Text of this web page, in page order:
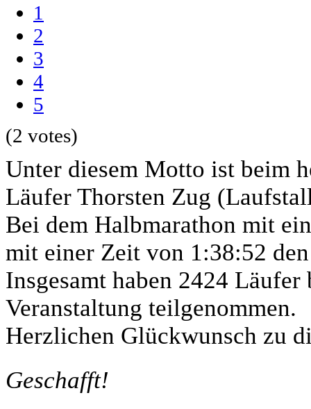
1
2
3
4
5
(2 votes)
Unter diesem Motto ist beim
Läufer Thorsten Zug
Bei dem Halbmarathon mit
mit einer Zeit von 1:38:52
Insgesamt haben 2424
Veranstaltung teilgenommen.
Herzlichen Glückwunsch zu
Geschafft!